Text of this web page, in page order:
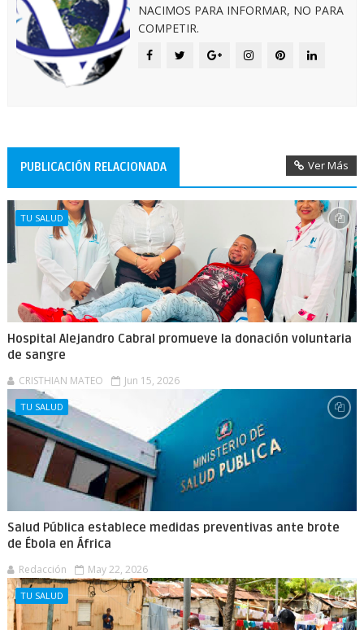
NACIMOS PARA INFORMAR, NO PARA
COMPETIR.
PUBLICACIÓN RELACIONADA Ver Más
TU SALUD
Hospital Alejandro Cabral promueve la donación voluntaria
de sangre
CRISTHIAN MATEO Jun 15, 2026
TU SALUD
Salud Pública establece medidas preventivas ante brote
de Ébola en África
Redacción May 22, 2026
TU SALUD